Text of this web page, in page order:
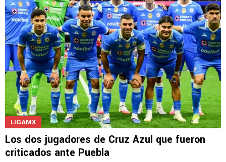
LIGAMX
Los dos jugadores de Cruz Azul que fueron
criticados ante Puebla